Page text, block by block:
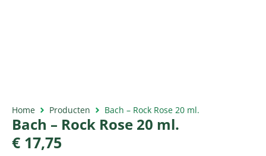
Home Producten Bach – Rock Rose 20 ml.
Bach – Rock Rose 20 ml.
€ 17,75